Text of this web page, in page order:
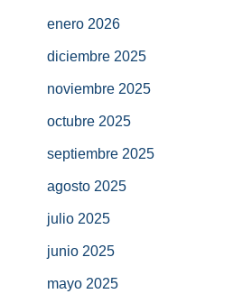
enero 2026
diciembre 2025
noviembre 2025
octubre 2025
septiembre 2025
agosto 2025
julio 2025
junio 2025
mayo 2025